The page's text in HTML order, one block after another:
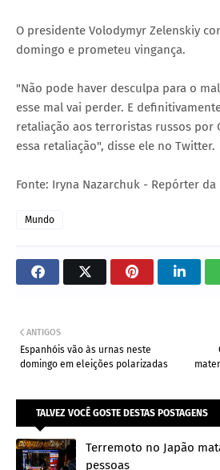
O presidente Volodymyr Zelenskiy
domingo e prometeu vingança.
"Não pode haver desculpa para o
esse mal vai perder. E
retaliação aos terroristas russos por
essa retaliação", disse ele no Twitter.
Fonte: Iryna Nazarchuk - Repórter da
Mundo
ANTIGOS
Espanhóis vão às urnas neste
domingo em eleições polarizadas
TALVEZ VOCÊ GOSTE DESTAS POSTAGENS
Terremoto no Japão
pessoas